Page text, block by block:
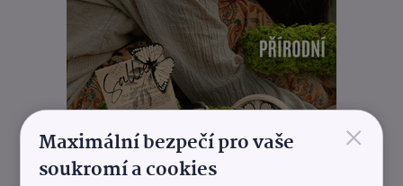
×
Maximální bezpečí pro vaše
soukromí a cookies